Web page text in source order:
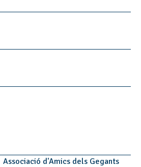
Associació d'Amics dels Gegants